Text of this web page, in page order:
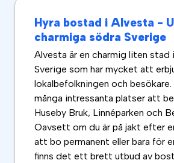
Hyra bostad i Alvesta -
charmiga södra Sverige
Alvesta är en charmig liten stad
Sverige som har mycket att
lokalbefolkningen och besökare.
många intressanta platser att
Huseby Bruk, Linnéparken och
Oavsett om du är på jakt efter
att bo permanent eller bara för
finns det ett brett utbud av